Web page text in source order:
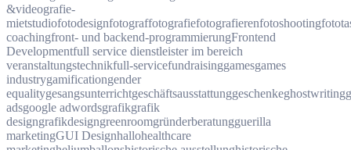
&videografie-
mietstudiofotodesignfotograffotografiefotografierenfotoshooting
coachingfront- und backend-programmierungFrontend
Developmentfull service dienstleister im bereich
veranstaltungstechnikfull-servicefundraisinggamesgames
industrygamificationgender
equalitygesangsunterrichtgeschäftsausstattunggeschenkeghostwriting
adsgoogle adwordsgrafikgrafik
designgrafikdesigngreenroomgründerberatungguerilla
marketingGUI Designhallohealthcare